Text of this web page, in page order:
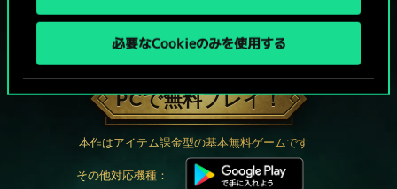
必要なCookieのみを使用する
グウェントでひと勝負といかない
か？
PCで無料プレイ！
本作はアイテム課金型の基本無料ゲームです
その他対応機種：